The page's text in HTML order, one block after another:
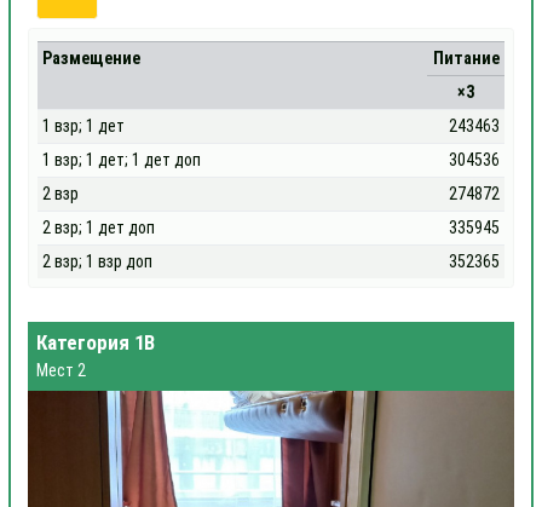
Размещение
Питание
×3
1 взр; 1 дет
243463
1 взр; 1 дет; 1 дет доп
304536
2 взр
274872
2 взр; 1 дет доп
335945
2 взр; 1 взр доп
352365
Категория 1В
Мест 2